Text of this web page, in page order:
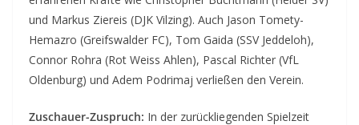
und Markus Ziereis (DJK Vilzing). Auch Jason Tomety-
Hemazro (Greifswalder FC), Tom Gaida (SSV Jeddeloh),
Connor Rohra (Rot Weiss Ahlen), Pascal Richter (VfL
Oldenburg) und Adem Podrimaj verließen den Verein.
Zuschauer-Zuspruch: In der zurückliegenden Spielzeit